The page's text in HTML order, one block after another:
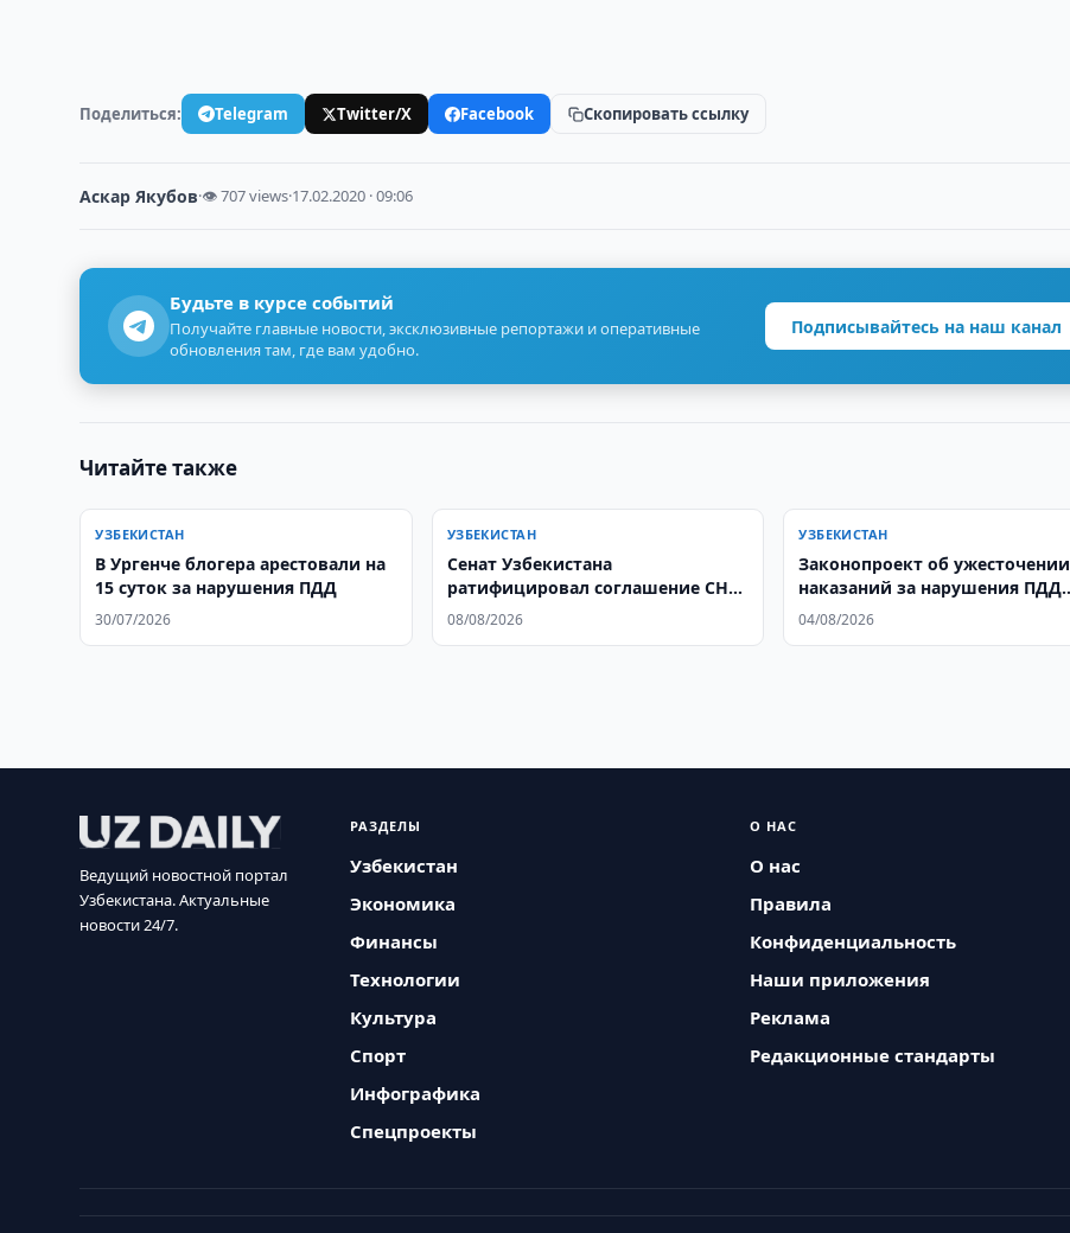
Поделиться: Telegram Twitter/X Facebook Скопировать ссылку
Аскар Якубов·👁 707 views·17.02.2020 · 09:06
Будьте в курсе событий
Получайте главные новости, эксклюзивные репортажи и оперативные
обновления там, где вам удобно.
Подписывайтесь на наш канал
Читайте также
УЗБЕКИСТАН
В Ургенче блогера арестовали на
15 суток за нарушения ПДД
30/07/2026
УЗБЕКИСТАН
Сенат Узбекистана
ратифицировал соглашение СНГ
об обмене данными
08/08/2026
УЗБЕКИСТАН
Законопроект об ужесточении
наказаний за нарушения ПДД
прошел первое чтение
04/08/2026
Ведущий новостной портал
Узбекистана. Актуальные
новости 24/7.
РАЗДЕЛЫ
Узбекистан
Экономика
Финансы
Технологии
Культура
Спорт
Инфографика
Спецпроекты
О НАС
О нас
Правила
Конфиденциальность
Наши приложения
Реклама
Редакционные стандарты